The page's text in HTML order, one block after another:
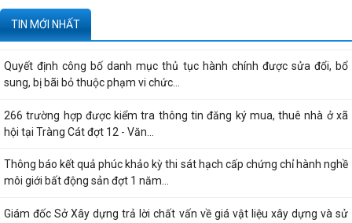
TIN MỚI NHẤT
Tạm thời chưa trả kết quả cấp chứng chỉ hành nghề hoạt động xây
Quyết định công bố danh mục thủ tục hành chính được sửa đổi, bổ
sung, bị bãi bỏ thuộc phạm vi chức...
266 trường hợp được kiểm tra thông tin đăng ký mua, thuê nhà ở xã
hội tại Tràng Cát đợt 12 - Văn...
Thông báo kết quả phúc khảo kỳ thi sát hạch cấp chứng chỉ hành nghề
môi giới bất động sản đợt 1 năm...
Giám đốc Sở Xây dựng trả lời chất vấn về giá vật liệu xây dựng và sử